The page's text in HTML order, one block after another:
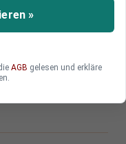
und drohen
Polizei ein
»
AGB gelesen und erkläre